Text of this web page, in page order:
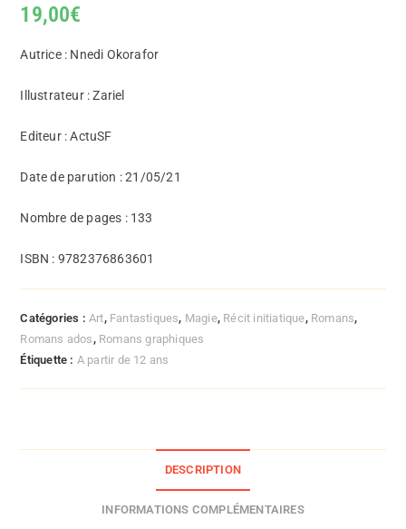
19,00€
Autrice : Nnedi Okorafor
Illustrateur : Zariel
Editeur : ActuSF
Date de parution : 21/05/21
Nombre de pages : 133
ISBN : 9782376863601
Catégories : Art, Fantastiques, Magie, Récit initiatique, Romans,
Romans ados , Romans graphiques
Étiquette : A partir de 12 ans
DESCRIPTION
INFORMATIONS COMPLÉMENTAIRES